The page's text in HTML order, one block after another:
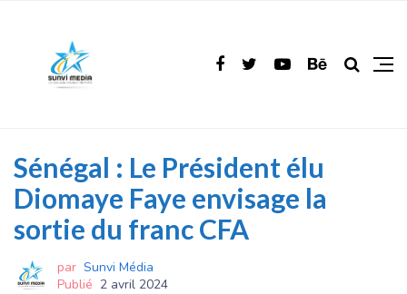
Sénégal : Le Président élu
Diomaye Faye envisage la
sortie du franc CFA
par Sunvi Média
Publié 2 avril 2024